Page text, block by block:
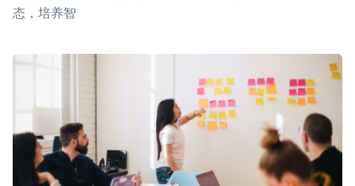
态，培养智